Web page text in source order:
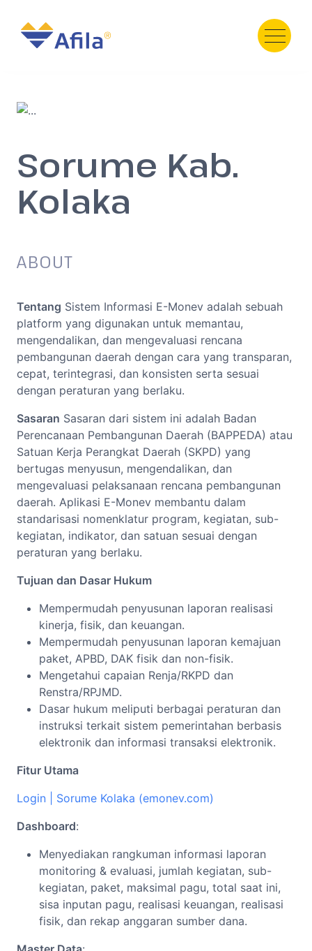
PRODUCT
PORTFOLIO
Contact Us
Sorume Kab.
Kolaka
ABOUT
Tentang Sistem Informasi E-Monev adalah sebuah
platform yang digunakan untuk memantau,
mengendalikan, dan mengevaluasi rencana
pembangunan daerah dengan cara yang transparan,
cepat, terintegrasi, dan konsisten serta sesuai
dengan peraturan yang berlaku.
Sasaran Sasaran dari sistem ini adalah Badan
Perencanaan Pembangunan Daerah (BAPPEDA) atau
Satuan Kerja Perangkat Daerah (SKPD) yang
bertugas menyusun, mengendalikan, dan
mengevaluasi pelaksanaan rencana pembangunan
daerah. Aplikasi E-Monev membantu dalam
standarisasi nomenklatur program, kegiatan, sub-
kegiatan, indikator, dan satuan sesuai dengan
peraturan yang berlaku.
Tujuan dan Dasar Hukum
Mempermudah penyusunan laporan realisasi
kinerja, fisik, dan keuangan.
Mempermudah penyusunan laporan kemajuan
paket, APBD, DAK fisik dan non-fisik.
Mengetahui capaian Renja/RKPD dan
Renstra/RPJMD.
Dasar hukum meliputi berbagai peraturan dan
instruksi terkait sistem pemerintahan berbasis
elektronik dan informasi transaksi elektronik.
Fitur Utama
Login | Sorume Kolaka (emonev.com)
Dashboard:
Menyediakan rangkuman informasi laporan
monitoring & evaluasi, jumlah kegiatan, sub-
kegiatan, paket, maksimal pagu, total saat ini,
sisa inputan pagu, realisasi keuangan, realisasi
fisik, dan rekap anggaran sumber dana.